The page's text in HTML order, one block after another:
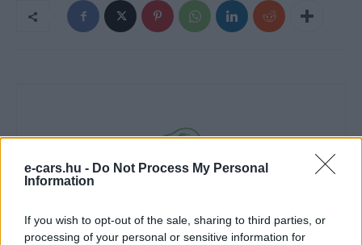
e-cars.hu - Do Not Process My Personal
Information
If you wish to opt-out of the sale, sharing to third parties, or
processing of your personal or sensitive information for
Elektromosan közlekedsz, vagy a váltáson töprengsz?
Érdekelnek a legfrissebb hírek az e-autók világából, vagy